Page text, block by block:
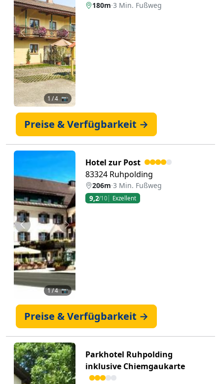
Zurück Weiter
1 / 4 📷
180m·3 Min. Fußweg
Preise & Verfügbarkeit →
Zurück Weiter
1/ 4 📷
Hotel zur Post
83324 Ruhpolding
206m·3 Min. Fußweg
9,2/10 Exzellent
Preise & Verfügbarkeit →
Parkhotel Ruhpolding
inklusive Chiemgaukarte